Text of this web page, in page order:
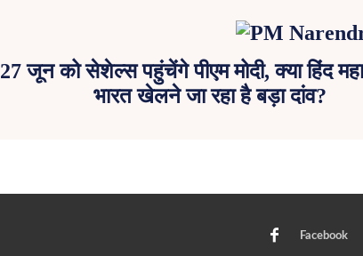
27 जून को सेशेल्स पहुंचेंगे पीएम मोदी, क्या हिंद
भारत खेलने जा रहा है बड़ा दांव?
Facebook